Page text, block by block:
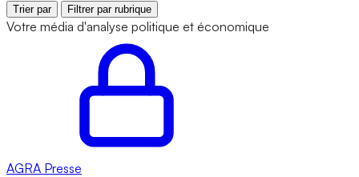
Trier par Filtrer par rubrique
Votre média d'analyse politique et économique
AGRA Presse